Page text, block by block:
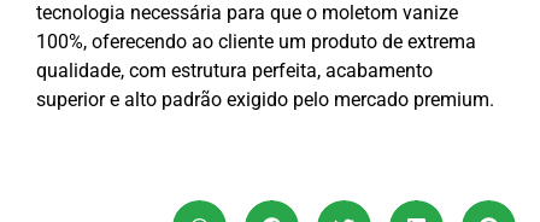
tecnologia necessária para que o moletom vanize
100%, oferecendo ao cliente um produto de extrema
qualidade, com estrutura perfeita, acabamento
superior e alto padrão exigido pelo mercado premium.